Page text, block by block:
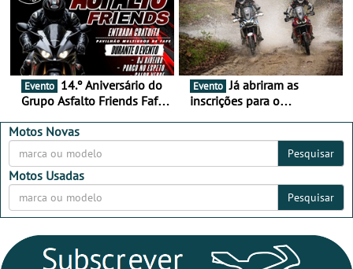
Evento
Grupo Asfalto Friends Fafe,
2026
Evento Já abriram as
inscrições para o
Motos Novas
Pesquisar
Motos Usadas
Pesquisar